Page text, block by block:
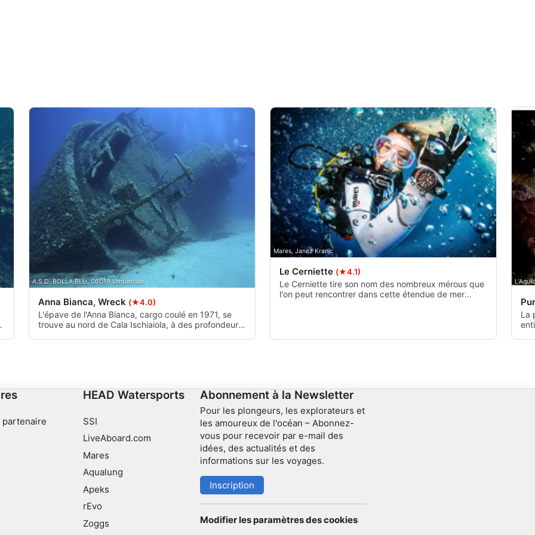
A.S.D. BOLLA BLU, 06019 Umbertide
Anna Bianca, Wreck (★4.0)
L'épave de l'Anna Bianca, cargo coulé en 1971, se
trouve au nord de Cala Ischiaiola, à des profondeurs
Mares, Janez Kranjc
Le Cerniette (★4.1)
Le Cerniette tire son nom des nombreux mérous que
l'on peut rencontrer dans cette étendue de mer
La
partenaire
HEAD Watersports
SSI
LiveAboard.com
Mares
Aqualung
Apeks
rEvo
Zoggs
Abonnement à la Newsletter
Pour les plongeurs, les explorateurs et
les amoureux de l'océan – Abonnez-
vous pour recevoir par e-mail des
idées, des actualités et des
informations sur les voyages.
Inscription
Modifier les paramètres des cookies